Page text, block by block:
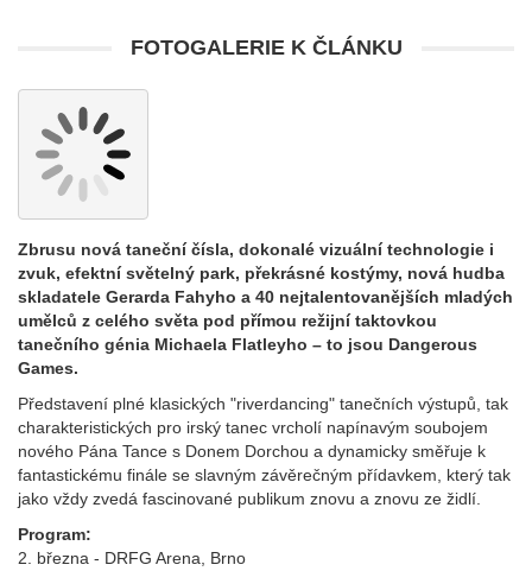
FOTOGALERIE K ČLÁNKU
Zbrusu nová taneční čísla, dokonalé vizuální technologie i
zvuk, efektní světelný park, překrásné kostýmy, nová hudba
skladatele Gerarda Fahyho a 40 nejtalentovanějších mladých
umělců z celého světa pod přímou režijní taktovkou
tanečního génia Michaela Flatleyho – to jsou Dangerous
Games.
Představení plné klasických "riverdancing" tanečních výstupů, tak
charakteristických pro irský tanec vrcholí napínavým soubojem
nového Pána Tance s Donem Dorchou a dynamicky směřuje k
fantastickému finále se slavným závěrečným přídavkem, který tak
jako vždy zvedá fascinované publikum znovu a znovu ze židlí.
Program:
2. března - DRFG Arena, Brno